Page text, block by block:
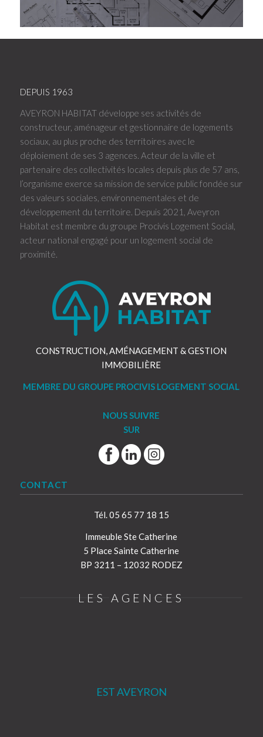
DEPUIS 1963
AVEYRON HABITAT développe ses activités de
constructeur, aménageur et gestionnaire de logements
sociaux, au plus proche des territoires avec le
déploiement de ses 3 agences. Acteur de la ville et
partenaire des collectivités locales depuis plus de 57 ans,
l’organisme exerce sa mission de service public fondée sur
des valeurs sociales, environnementales et de
développement du territoire. Depuis 2021, Aveyron
Habitat est membre du groupe Procivis Logement Social,
acteur national engagé pour un logement social de
proximité.
CONSTRUCTION, AMÉNAGEMENT & GESTION
IMMOBILIÈRE
MEMBRE DU GROUPE PROCIVIS LOGEMENT SOCIAL
NOUS SUIVRE
SUR
CONTACT
Tél. 05 65 77 18 15
Immeuble Ste Catherine
5 Place Sainte Catherine
BP 3211 – 12032 RODEZ
LES AGENCES
EST AVEYRON